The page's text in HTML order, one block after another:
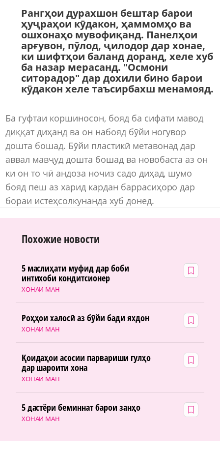
Рангҳои дурахшон бештар барои
ҳуҷраҳои кӯдакон, ҳаммомҳо ва
ошхонаҳо мувофиқанд. Панелҳои
арғувон, пӯлод, ҷилодор дар хонае,
ки шифтҳои баланд доранд, хеле хуб
ба назар мерасанд. "Осмони
ситорадор" дар дохили бино барои
кӯдакон хеле таъсирбахш менамояд.
Ба гуфтаи коршиносон, бояд ба сифати мавод
диққат диҳанд ва он набояд бӯйи ногувор
дошта бошад. Бӯйи пластикӣ метавонад дар
аввал мавҷуд дошта бошад ва новобаста аз он
ки он то чӣ андоза ночиз садо диҳад, шумо
бояд пеш аз харид кардан баррасиҳоро дар
бораи истеҳсолкунанда хуб донед.
Похожие новости
ХОНАИ МАН
5 маслиҳати муфид дар боби
интихоби кондитсионер
ХОНАИ МАН
Роҳҳои халосӣ аз бӯйи бади яхдон
ХОНАИ МАН
Қоидаҳои асосии парвариши гулҳо
дар шароити хона
ХОНАИ МАН
5 дастёри беминнат барои занҳо